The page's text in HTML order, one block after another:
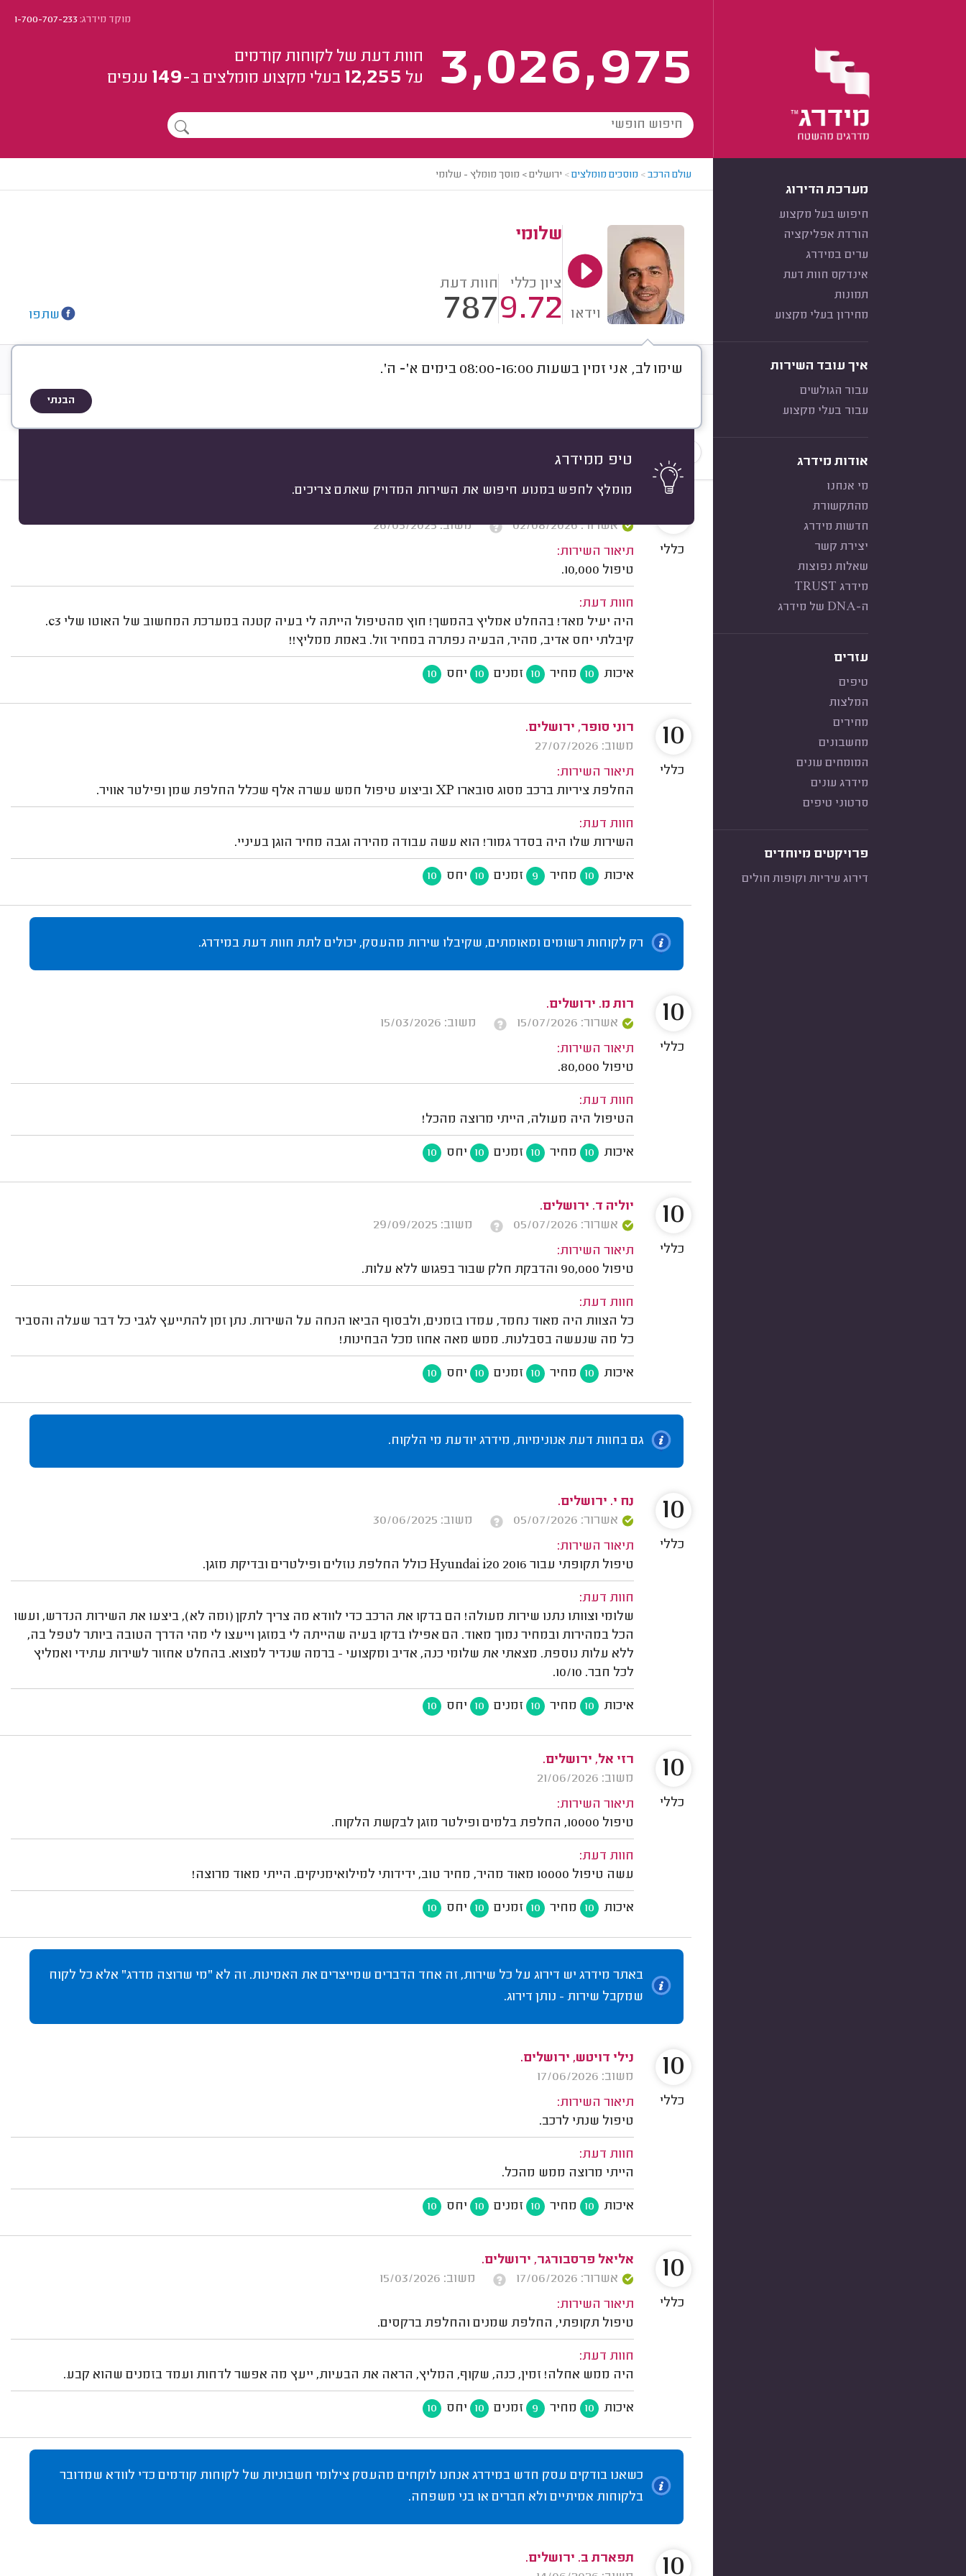
מוקד מידרג:1-700-707-233
3,026,975
חוות דעת של לקוחות קודמים
על 12,255 בעלי מקצוע מומלצים ב-149 ענפים
מערכת הדירוג
חיפוש בעל מקצוע
הורדת אפליקציה
ערים במידרג
אינדקס חוות דעת
תמונות
מחירון בעלי מקצוע
איך עובד השירות
עבור הגולשים
עבור בעלי מקצוע
אודות מידרג
מי אנחנו
מהתקשורת
חדשות מידרג
יצירת קשר
שאלות נפוצות
מידרג TRUST
ה-DNA של מידרג
עזרים
טיפים
המלצות
מחירים
מחשבונים
המומחים עונים
מידרג עונים
סרטוני טיפים
פרויקטים מיוחדים
דירוג עיריות וקופות חולים
עולם הרכב> מוסכים מומלצים> ירושלים > מוסך מומלץ - שלומי
וידאו
שלומי
ציון כללי
9.72
חוות דעת
787 שתפו
שימו לב, אני זמין בשעות 08:00-16:00 בימים א'- ה'.
הבנתי
טיפ ממידרג
מומלץ לחפש במנוע חיפוש את השירות המדויק שאתם צריכים.
דברו איתי חוות דעת מחירים ממוצע
יצרן
אשרור: 02/08/2026
משוב: 26/05/2025
תיאור השירות:
טיפול 10,000.
חוות דעת:
היה יעיל מאד! בהחלט אמליץ בהמשך! חוץ מהטיפול הייתה לי בעיה קטנה במערכת המחשוב של האוטו שלי c3.
קיבלתי יחס אדיב, מהיר, הבעיה נפתרה במחיר זול. באמת ממליץ!!
איכות 10 מחיר 10 זמנים 10 יחס 10
10
כללי
רוני סופר, ירושלים.
משוב: 27/07/2026
תיאור השירות:
החלפת ציריות ברכב מסוג סובארו XP וביצוע טיפול חמש עשרה אלף שכלל החלפת שמן ופילטר אוויר.
חוות דעת:
השירות שלו היה בסדר גמור! הוא עשה עבודה מהירה וגבה מחיר הוגן בעיניי.
איכות 10 מחיר 9 זמנים 10 יחס 10
10
כללי
רק לקוחות רשומים ומאומתים, שקיבלו שירות מהעסק, יכולים לתת חוות דעת במידרג.
רות מ. ירושלים.
אשרור: 15/07/2026
משוב: 15/03/2026
תיאור השירות:
טיפול 80,000.
חוות דעת:
הטיפול היה מעולה, הייתי מרוצה מהכל!
איכות 10 מחיר 10 זמנים 10 יחס 10
10
כללי
יוליה ד. ירושלים.
אשרור: 05/07/2026
משוב: 29/09/2025
תיאור השירות:
טיפול 90,000 והדבקת חלק שבור בפגוש ללא עלות.
חוות דעת:
כל הצוות היה מאוד נחמד, עמדו בזמנים, ולבסוף הביאו הנחה על השירות. נתן זמן להתייעץ לגבי כל דבר שעלה והסביר
כל מה שנעשה בסבלנות. ממש מאה אחוז מכל הבחינות!
איכות 10 מחיר 10 זמנים 10 יחס 10
10
כללי
גם בחוות דעת אנונימיות, מידרג יודעת מי הלקוח.
נח י. ירושלים.
אשרור: 05/07/2026
משוב: 30/06/2025
תיאור השירות:
טיפול תקופתי עבור Hyundai i20 2016 כולל החלפת נוזלים ופילטרים ובדיקת מזגן.
חוות דעת:
שלומי וצוותו נתנו שירות מעולה! הם בדקו את הרכב כדי לוודא מה צריך לתקן (ומה לא), ביצעו את השירות הנדרש, ועשו
הכל במהירות ובמחיר נמוך מאוד. הם אפילו בדקו בעיה שהייתה לי במזגן וייעצו לי מהי הדרך הטובה ביותר לטפל בה,
ללא עלות נוספת. מצאתי את שלומי כנה, אדיב ומקצועי - ברמה שנדיר למצוא. בהחלט אחזור לשירות עתידי ואמליץ
לכל חבר. 10/10.
איכות 10 מחיר 10 זמנים 10 יחס 10
10
כללי
רזי אל, ירושלים.
משוב: 21/06/2026
תיאור השירות:
טיפול 10000, החלפת בלמים ופילטר מזגן לבקשת הלקוח.
חוות דעת:
עשה טיפול 10000 מאוד מהיר, מחיר טוב, ידידותי למילואימניקים. הייתי מאוד מרוצה!
איכות 10 מחיר 10 זמנים 10 יחס 10
10
כללי
באתר מידרג יש דירוג על כל שירות, זה אחד הדברים שמייצרים את האמינות. זה לא "מי שרוצה מדרג" אלא כל לקוח
שמקבל שירות - נותן דירוג.
נילי דויטש, ירושלים.
משוב: 17/06/2026
תיאור השירות:
טיפול שנתי לרכב.
חוות דעת:
הייתי מרוצה ממש מהכל.
איכות 10 מחיר 10 זמנים 10 יחס 10
10
כללי
אליאל פרסבורגר, ירושלים.
אשרור: 17/06/2026
משוב: 15/03/2026
תיאור השירות:
טיפול תקופתי, החלפת שמנים והחלפת ברקסים.
חוות דעת:
היה ממש אחלה! זמין, כנה, שקוף, המליץ, הראה את הבעיות, ייעץ מה אפשר לדחות ועמד בזמנים שהוא קבע.
איכות 10 מחיר 9 זמנים 10 יחס 10
10
כללי
כשאנו בודקים עסק חדש במידרג אנחנו לוקחים מהעסק צילומי חשבוניות של לקוחות קודמים כדי לוודא שמדובר
בלקוחות אמיתיים ולא חברים או בני משפחה.
תפארת ב. ירושלים.
10